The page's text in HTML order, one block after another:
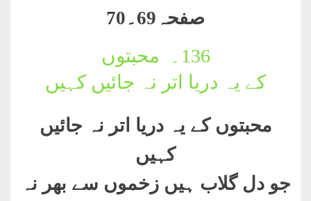
صفحہ69۔70
136۔
محبتوں
کے یہ دریا اتر نہ جائیں کہیں
محبتوں کے یہ دریا اتر نہ جائیں
کہیں
جو دل گلاب ہیں زخموں سے بھر نہ